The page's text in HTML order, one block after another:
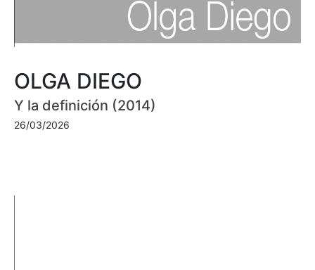
OLGA DIEGO
Y la definición (2014)
26/03/2026